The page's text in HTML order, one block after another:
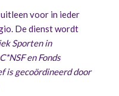
voor in ieder
De dienst wordt
Sporten in
en Fonds
is gecoördineerd door